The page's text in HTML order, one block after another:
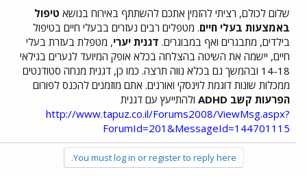
שלום לכולם, רציתי להזמין אתכם להשתתף באירוח בנושא טיפול
באמצעות בעלי חיים. מטפלים רבים נעזרים בבעלי חיים בטיפול
בילדים, מתבגרים ואף במבוגרים. דגנית יערי, מטפלת בעזרת בעלי
חיים, יישמה את השיטה בהצלחה בכלא אופק המיועד לנערים בגילאי
14-18 ובהמשך גם בכלא נווה תרצה. כמו כן, דגנית מנחה סטודנטים
ממכלות שונות דוגמת לוינסקי ואורנים. אתם מוזמנים להכנס לפורום
הפרעות קשב ADHD
ולהתייעץ עם דגנית
http://www.tapuz.co.il/Forums2008/ViewMsg.aspx?
ForumId=201&MessageId=144701115
You must log in or register to reply here.